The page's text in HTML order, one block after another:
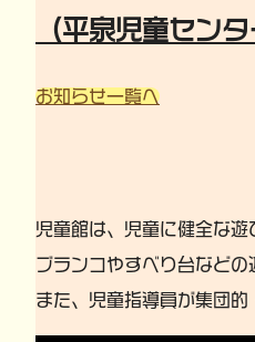
（平泉児童セン
お知らせ一覧へ
児童館は、児童に健全な遊
ブランコやすべり台などの
また、児童指導員が集団的